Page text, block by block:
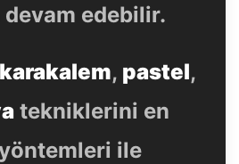
edebilir.
karakalem, pastel,
tekniklerini en
ile